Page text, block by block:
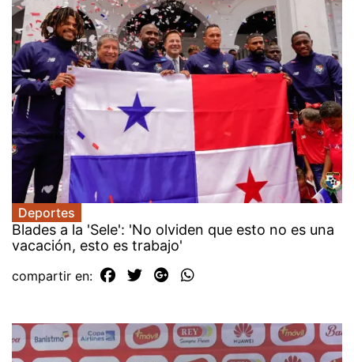
Deportes
Blades a la 'Sele': 'No olviden que esto no es una
vacación, esto es trabajo'
compartir en: